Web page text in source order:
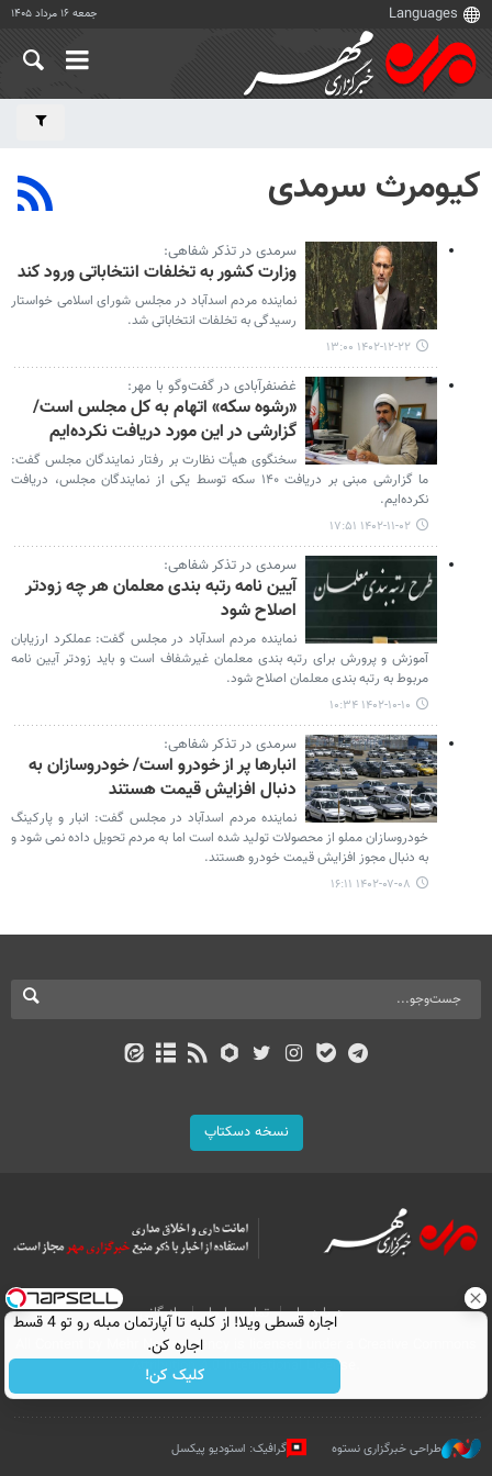
جمعه ۱۶ مرداد ۱۴۰۵
کیومرث سرمدی
سرمدی در تذکر شفاهی:
وزارت کشور به تخلفات انتخاباتی ورود کند
نماینده مردم اسدآباد در مجلس شورای اسلامی خواستار
رسیدگی به تخلفات انتخاباتی شد.
۱۴۰۲-۱۲-۲۲ ۱۳:۰۰
غضنفرآبادی در گفت‌وگو با مهر:
«رشوه سکه» اتهام به کل مجلس است/
گزارشی در این مورد دریافت نکرده‌ایم
سخنگوی هیأت نظارت بر رفتار نمایندگان مجلس گفت:
ما گزارشی مبنی بر دریافت ۱۴۰ سکه توسط یکی از نمایندگان مجلس، دریافت
نکرده‌ایم.
۱۴۰۲-۱۱-۰۲ ۱۷:۵۱
سرمدی در تذکر شفاهی:
آیین نامه رتبه بندی معلمان هر چه زودتر
اصلاح شود
نماینده مردم اسدآباد در مجلس گفت: عملکرد ارزیابان
آموزش و پرورش برای رتبه بندی معلمان غیرشفاف است و باید زودتر آیین نامه
مربوط به رتبه بندی معلمان اصلاح شود.
۱۴۰۲-۱۰-۱۰ ۱۰:۳۴
سرمدی در تذکر شفاهی:
انبارها پر از خودرو است/ خودروسازان به
دنبال افزایش قیمت هستند
نماینده مردم اسدآباد در مجلس گفت: انبار و پارکینگ
خودروسازان مملو از محصولات تولید شده است اما به مردم تحویل داده نمی شود و
به دنبال مجوز افزایش قیمت خودرو هستند.
۱۴۰۲-۰۷-۰۸ ۱۶:۱۱
نسخه دسکتاپ
درباره ما تماس با ما
بازرگانی
All Content by Mehr News Agency is licensed under a Creative Commons
Attribution 4.0 International License.
طراحی خبرگزاری نستوه گرافیک: استودیو پیکسل
اجاره‌ قسطی ویلا! از کلبه تا آپارتمان مبله رو تو 4 قسط
اجاره کن.
کلیک کن!